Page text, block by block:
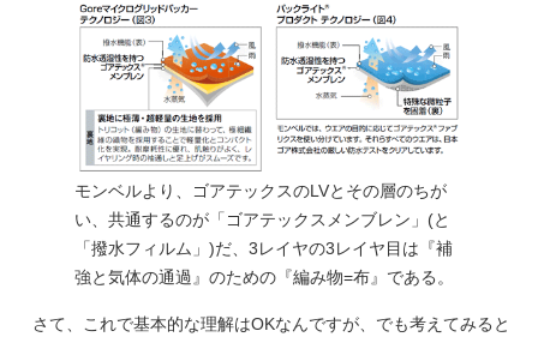
モンベルより、ゴアテックスのLVとその層のちが
い、共通するのが「ゴアテックスメンブレン」(と
「撥水フィルム」)だ、3レイヤの3レイヤ目は『補
強と気体の通過』のための『編み物=布』である。
さて、これで基本的な理解はOKなんですが、でも考えてみると